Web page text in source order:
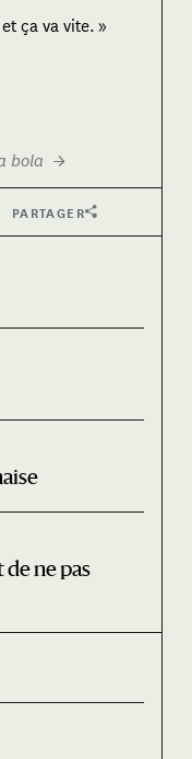
ça va vite. »
bola →
PARTAGER
ne pas